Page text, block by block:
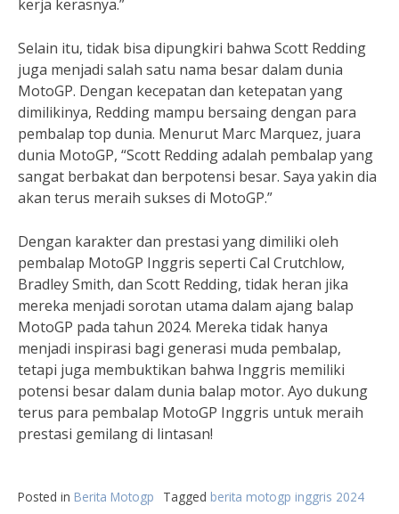
kerja kerasnya.”
Selain itu, tidak bisa dipungkiri bahwa Scott Redding
juga menjadi salah satu nama besar dalam dunia
MotoGP. Dengan kecepatan dan ketepatan yang
dimilikinya, Redding mampu bersaing dengan para
pembalap top dunia. Menurut Marc Marquez, juara
dunia MotoGP, “Scott Redding adalah pembalap yang
sangat berbakat dan berpotensi besar. Saya yakin dia
akan terus meraih sukses di MotoGP.”
Dengan karakter dan prestasi yang dimiliki oleh
pembalap MotoGP Inggris seperti Cal Crutchlow,
Bradley Smith, dan Scott Redding, tidak heran jika
mereka menjadi sorotan utama dalam ajang balap
MotoGP pada tahun 2024. Mereka tidak hanya
menjadi inspirasi bagi generasi muda pembalap,
tetapi juga membuktikan bahwa Inggris memiliki
potensi besar dalam dunia balap motor. Ayo dukung
terus para pembalap MotoGP Inggris untuk meraih
prestasi gemilang di lintasan!
Posted in Berita Motogp Tagged berita motogp inggris 2024